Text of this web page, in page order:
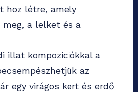
hoz létre, amely
meg, a lelket és a
illat kompoziciókkal a
az
egy virágos kert és erdő